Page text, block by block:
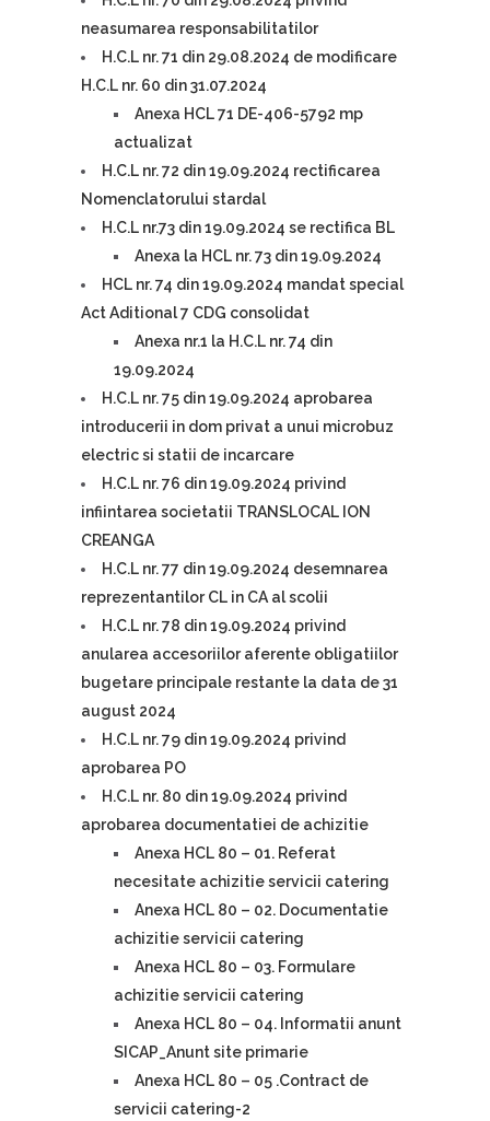
neasumarea responsabilitatilor
H.C.L nr. 71 din 29.08.2024 de modificare
H.C.L nr. 60 din 31.07.2024
Anexa HCL 71 DE-406-5792 mp
actualizat
H.C.L nr. 72 din 19.09.2024 rectificarea
Nomenclatorului stardal
H.C.L nr.73 din 19.09.2024 se rectifica BL
Anexa la HCL nr. 73 din 19.09.2024
HCL nr. 74 din 19.09.2024 mandat special
Act Aditional 7 CDG consolidat
Anexa nr.1 la H.C.L nr. 74 din
19.09.2024
H.C.L nr. 75 din 19.09.2024 aprobarea
introducerii in dom privat a unui microbuz
electric si statii de incarcare
H.C.L nr. 76 din 19.09.2024 privind
infiintarea societatii TRANSLOCAL ION
CREANGA
H.C.L nr. 77 din 19.09.2024 desemnarea
reprezentantilor CL in CA al scolii
H.C.L nr. 78 din 19.09.2024 privind
anularea accesoriilor aferente obligatiilor
bugetare principale restante la data de 31
august 2024
H.C.L nr. 79 din 19.09.2024 privind
aprobarea PO
H.C.L nr. 80 din 19.09.2024 privind
aprobarea documentatiei de achizitie
Anexa HCL 80 – 01. Referat
necesitate achizitie servicii catering
Anexa HCL 80 – 02. Documentatie
achizitie servicii catering
Anexa HCL 80 – 03. Formulare
achizitie servicii catering
Anexa HCL 80 – 04. Informatii anunt
SICAP_Anunt site primarie
Anexa HCL 80 – 05 .Contract de
servicii catering-2